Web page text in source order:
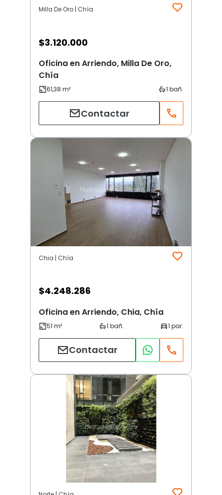
Milla De Oro | Chía
$3.120.000
Oficina en Arriendo, Milla De Oro,
Chía
Contactar
Chia | Chía
$4.248.286
Oficina en Arriendo, Chia, Chía
Contactar